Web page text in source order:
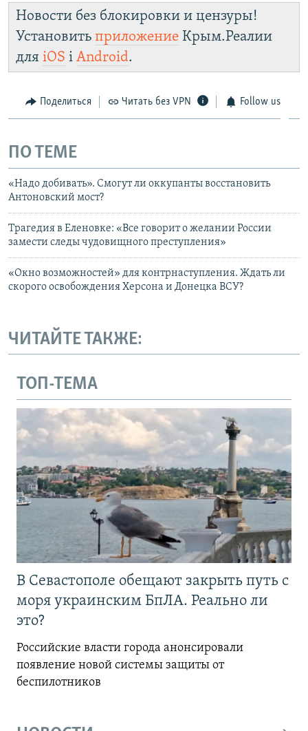
Новости без блокировки и цензуры!
Установить приложение Крым.Реалии
для iOS і Android.
Поделиться Читать без VPN Follow us
ПО ТЕМЕ
«Надо добивать». Смогут ли оккупанты восстановить
Антоновский мост?
Трагедия в Еленовке: «Все говорит о желании России
замести следы чудовищного преступления»
«Окно возможностей» для контрнаступления. Ждать ли
скорого освобождения Херсона и Донецка ВСУ?
ЧИТАЙТЕ ТАКЖЕ:
ТОП-ТЕМА
В Севастополе обещают закрыть путь с
моря украинским БпЛА. Реально ли
это?
Российские власти города анонсировали
появление новой системы защиты от
беспилотников